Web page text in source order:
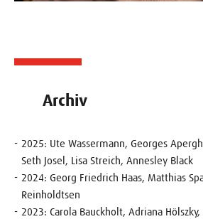
Archiv
2025: Ute Wassermann, Georges
Seth Josel, Lisa Streich, Annesley Black
2024: Georg Friedrich Haas, Matthias
Reinholdtsen
2023: Carola Bauckholt, Adriana